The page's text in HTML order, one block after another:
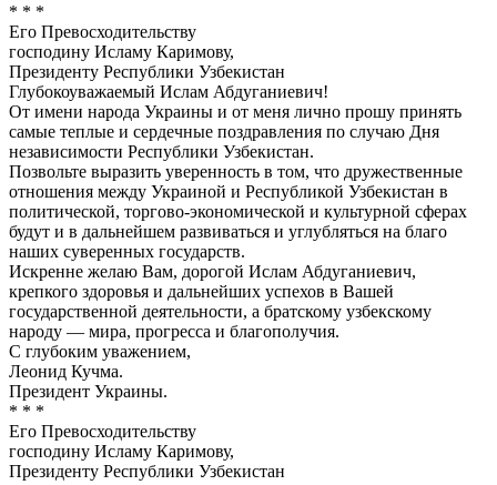
* * *
Его Превосходительству
господину Исламу Каримову,
Президенту Республики Узбекистан
Глубокоуважаемый Ислам Абдуганиевич!
От имени народа Украины и от меня лично прошу принять
самые теплые и сердечные поздравления по случаю Дня
независимости Республики Узбекистан.
Позвольте выразить уверенность в том, что дружественные
отношения между Украиной и Республикой Узбекистан в
политической, торгово-экономической и культурной сферах
будут и в дальнейшем развиваться и углубляться на благо
наших суверенных государств.
Искренне желаю Вам, дорогой Ислам Абдуганиевич,
крепкого здоровья и дальнейших успехов в Вашей
государственной деятельности, а братскому узбекскому
народу — мира, прогресса и благополучия.
С глубоким уважением,
Леонид Кучма.
Президент Украины.
* * *
Его Превосходительству
господину Исламу Каримову,
Президенту Республики Узбекистан